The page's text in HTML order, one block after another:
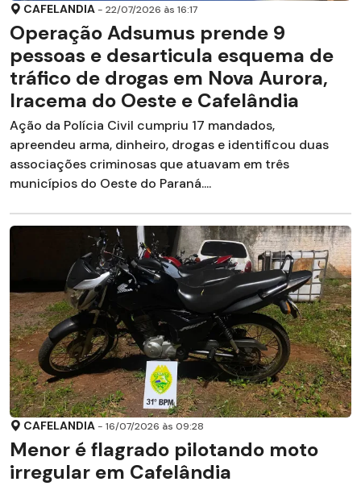
CAFELANDIA - 22/07/2026 às 16:17
Operação Adsumus prende 9
pessoas e desarticula esquema de
tráfico de drogas em Nova Aurora,
Iracema do Oeste e Cafelândia
Ação da Polícia Civil cumpriu 17 mandados,
apreendeu arma, dinheiro, drogas e identificou duas
associações criminosas que atuavam em três
municípios do Oeste do Paraná....
CAFELANDIA - 16/07/2026 às 09:28
Menor é flagrado pilotando moto
irregular em Cafelândia